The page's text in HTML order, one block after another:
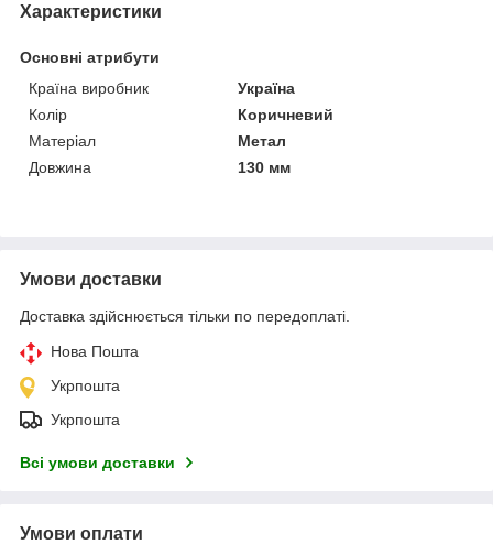
Характеристики
Основні атрибути
Країна виробник
Україна
Колір
Коричневий
Матеріал
Метал
Довжина
130 мм
Умови доставки
Доставка здійснюється тільки по передоплаті.
Нова Пошта
Укрпошта
Укрпошта
Всі умови доставки
Умови оплати